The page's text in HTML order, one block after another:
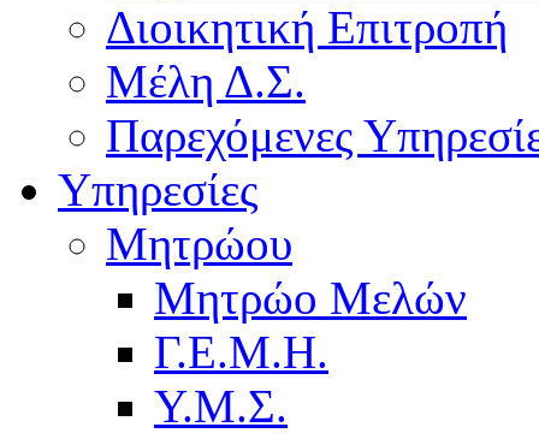
Διοικητική Επιτροπή
Μέλη Δ.Σ.
Παρεχόμενες
Υπηρεσίες
Μητρώου
Μητρώο Μελών
Γ.Ε.Μ.Η.
Υ.Μ.Σ.